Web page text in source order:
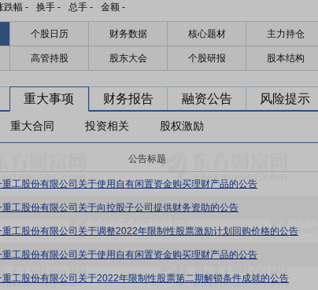
跌幅 - 换手 - 总手 - 金额 -
个股日历 财务数据 核心题材 主力持仓
高管持股 股东大会 个股研报 股本结构
重大事项 财务报告 融资公告 风险提示
重大合同 投资相关 股权激励
公告标题
工股份有限公司关于使用自有闲置资金购买理财产品的公告
工股份有限公司关于向控股子公司提供财务资助的公告
工股份有限公司关于调整2022年限制性股票激励计划回购价格的公告
工股份有限公司关于使用自有闲置资金购买理财产品的公告
工股份有限公司关于2022年限制性股票第二期解锁条件成就的公告